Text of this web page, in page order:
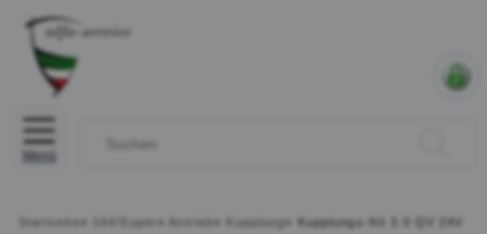
Menü
Startseite » 164/Super » Antrieb » Kupplung»
Kupplungs-Kit 3.0 QV 24V